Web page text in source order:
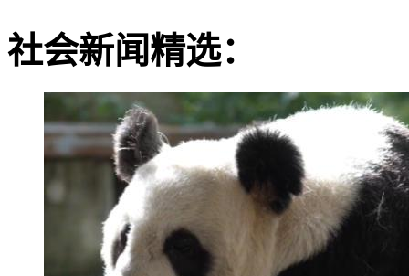
社会新闻精选：